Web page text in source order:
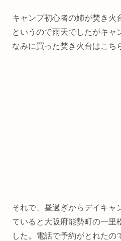
キャンプ初心者の姉が焚き火
というので雨天でしたがキャ
なみに買った焚き火台はこち
それで、昼過ぎからデイキャ
ていると大阪府能勢町の一里
した。電話で予約がとれたの